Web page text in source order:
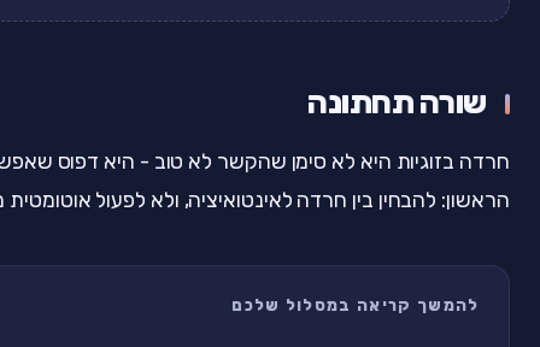
שורה תחתונה
חרדה בזוגיות היא לא סימן שהקשר לא טוב - היא דפוס
הראשון: להבחין בין חרדה לאינטואיציה, ולא לפעול
להמשך קריאה במסלול שלכם